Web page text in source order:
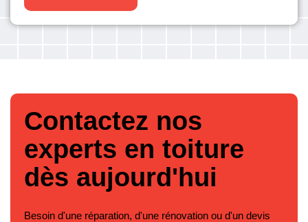
Contactez nos
experts en toiture
dès aujourd'hui
Besoin d'une réparation, d'une rénovation ou d'un devis